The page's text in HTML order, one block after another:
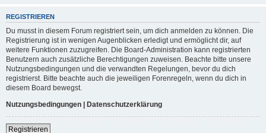
REGISTRIEREN
Du musst in diesem Forum registriert sein, um dich anmelden zu können. Die
Registrierung ist in wenigen Augenblicken erledigt und ermöglicht dir, auf
weitere Funktionen zuzugreifen. Die Board-Administration kann registrierten
Benutzern auch zusätzliche Berechtigungen zuweisen. Beachte bitte unsere
Nutzungsbedingungen und die verwandten Regelungen, bevor du dich
registrierst. Bitte beachte auch die jeweiligen Forenregeln, wenn du dich in
diesem Board bewegst.
Nutzungsbedingungen | Datenschutzerklärung
Registrieren